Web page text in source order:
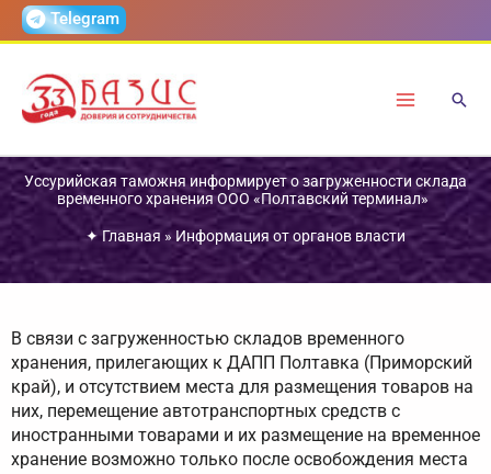
ПерейтиTelegram
Уссурийская таможня информирует о загруженности склада
временного хранения ООО «Полтавский терминал»
✦ Главная » Информация от органов власти
В связи с загруженностью складов временного
хранения, прилегающих к ДАПП Полтавка (Приморский
край), и отсутствием места для размещения товаров на
них, перемещение автотранспортных средств с
иностранными товарами и их размещение на временное
хранение возможно только после освобождения места